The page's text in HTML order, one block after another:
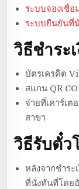
ระบบจองเชื่
ระบบยืนยันที่
วิธีชำระ
บัตรเครดิต
สแกน QR
จ่ายที่เคาร์เต
สาขา
วิธีรับตั๋ว
หลังจากชำระ
ที่นั่งทันที่โดย